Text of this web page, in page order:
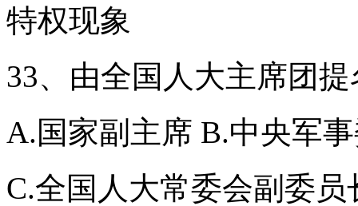
特权现象
33、由全国人大主席团
A.国家副主席 B.中央军
C.全国人大常委会副委